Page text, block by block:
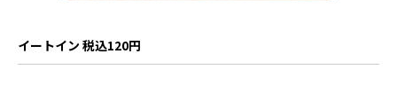
イートイン 税込120円